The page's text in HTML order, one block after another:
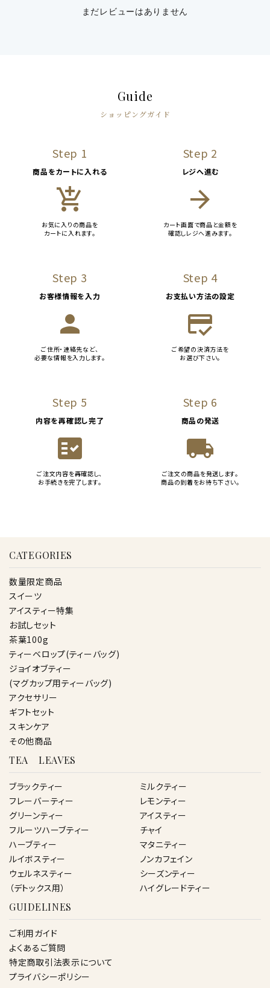
まだレビューはありません
Guide
ショッピングガイド
Step 1
商品をカートに入れる
add_shopping_cart
お気に入りの商品を
カートに入れます。
Step 2
レジへ進む
arrow_forward
カート画面で商品と金額を
確認しレジへ進みます。
Step 3
お客様情報を入力
person
ご住所・連絡先など、
必要な情報を入力します。
Step 4
お支払い方法の設定
credit_score
ご希望の決済方法を
お選び下さい。
Step 5
内容を再確認し完了
fact_check
ご注文内容を再確認し、
お手続きを完了します。
Step 6
商品の発送
local_shipping
ご注文の商品を発送します。
商品の到着をお待ち下さい。
CATEGORIES
数量限定商品
スイーツ
アイスティー特集
お試しセット
茶葉100g
ティーベロップ(ティーバッグ)
ジョイオブティー
(マグカップ用ティーバッグ)
アクセサリー
ギフトセット
スキンケア
その他商品
TEA LEAVES
ブラックティー
フレーバーティー
グリーンティー
フルーツハーブティー
ハーブティー
ルイボスティー
ウェルネスティー
（デトックス用）
ミルクティー
レモンティー
アイスティー
チャイ
マタニティー
ノンカフェイン
シーズンティー
ハイグレードティー
GUIDELINES
ご利用ガイド
よくあるご質問
特定商取引法表示について
プライバシーポリシー